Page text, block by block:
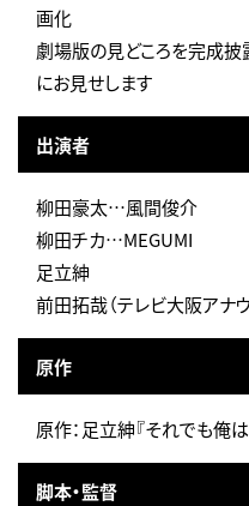
画化
劇場版の見どころを完成
にお見せします
出演者
柳田豪太…風間俊介
柳田チカ…MEGUMI
足立紳
前田拓哉（テレビ大阪アナ
原作
原作：足立紳『それでも俺は
脚本・監督